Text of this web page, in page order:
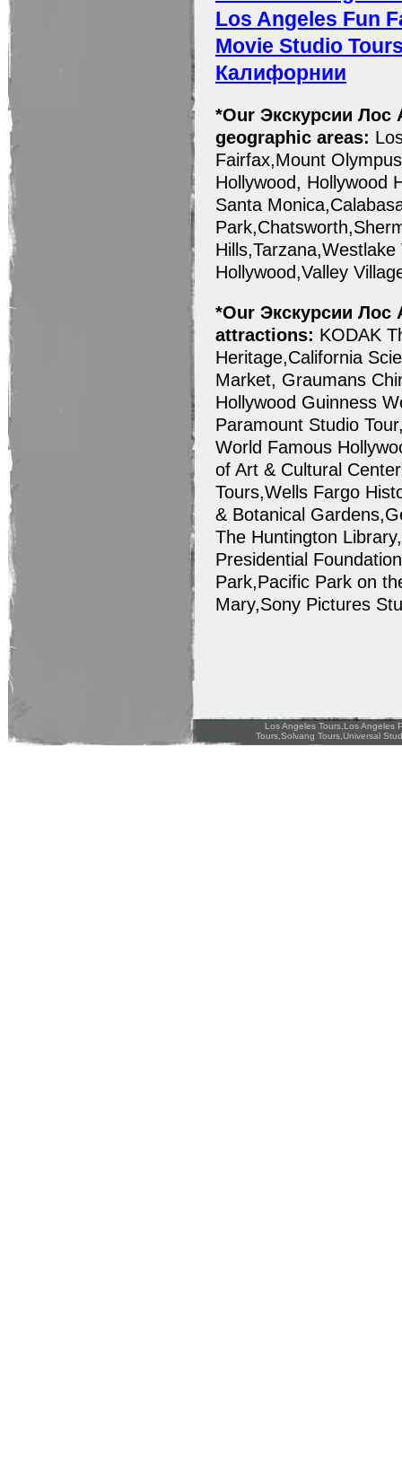
Los Angeles Fun
Movie Studio
Калифорнии
*Our Экскурсии
geographic areas:
Fairfax,Mount
Hollywood, Hollywood
Santa
Hollywood,Valley
*Our Экскурсии Лос
attractions: KODAK
Heritage,California
Market, Graumans
Hollywood Guinness
Paramount Studio
World Famous
of Art & Cultural
Tours,Wells Fargo
& Botanical
The Huntington
Presidential
Park,Pacific Park on
Mary,Sony Pictures
Los Angeles Tours,Los Angeles
Tours,Solvang Tours,Universal